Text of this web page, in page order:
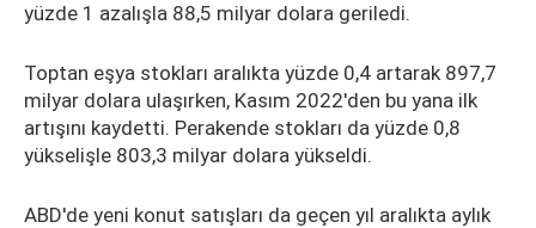
yüzde 1 azalışla 88,5 milyar dolara geriledi.
Toptan eşya stokları aralıkta yüzde 0,4 artarak 897,7
milyar dolara ulaşırken, Kasım 2022'den bu yana ilk
artışını kaydetti. Perakende stokları da yüzde 0,8
yükselişle 803,3 milyar dolara yükseldi.
ABD'de yeni konut satışları da geçen yıl aralıkta aylık